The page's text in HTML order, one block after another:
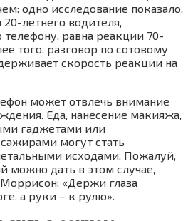
одно исследование показало,
летнего водителя,
равна реакции 70-
того, разговор по сотовому
скорость реакции на
может отвлечь внимание
Еда, нанесение макияжа,
гаджетами или
могут стать
исходами. Пожалуй,
можно дать в этом случае,
«Держи глаза
а руки – к рулю».